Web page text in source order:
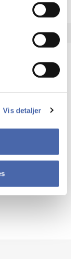
Vis detaljer
inden
og